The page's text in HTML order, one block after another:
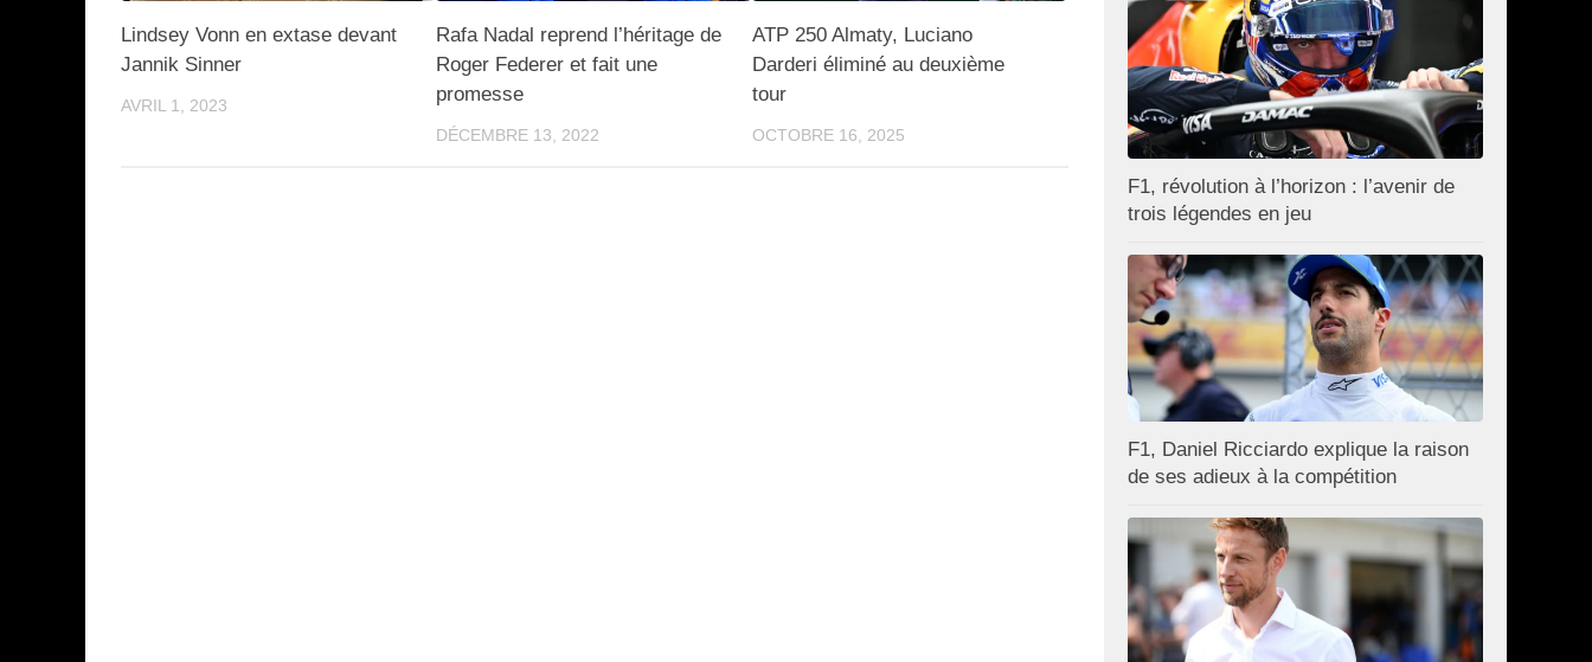
Lindsey Vonn en extase devant
Jannik Sinner
AVRIL 1, 2023
Rafa Nadal reprend l’héritage de
Roger Federer et fait une
promesse
DÉCEMBRE 13, 2022
ATP 250 Almaty, Luciano
Darderi éliminé au deuxième
tour
OCTOBRE 16, 2025
F1, révolution à l’horizon : l’avenir de
trois légendes en jeu
F1, Daniel Ricciardo explique la raison
de ses adieux à la compétition